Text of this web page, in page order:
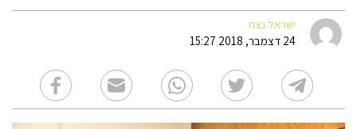
ישראל נצח
24 דצמבר, 2018 15:27